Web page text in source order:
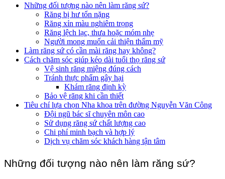
Những đối tượng nào nên làm răng sứ?
Răng bị hư tổn nặng
Răng xỉn màu nghiêm trọng
Răng lệch lạc, thưa hoặc móm nhẹ
Người mong muốn cải thiện thẩm mỹ
Làm răng sứ có cần mài răng hay không?
Cách chăm sóc giúp kéo dài tuổi thọ răng sứ
Vệ sinh răng miệng đúng cách
Tránh thực phẩm gây hại
Khám răng định kỳ
Bảo vệ răng khi cần thiết
Tiêu chí lựa chọn Nha khoa trên đường Nguyễn Văn Công
Đội ngũ bác sĩ chuyên môn cao
Sử dụng răng sứ chất lượng cao
Chi phí minh bạch và hợp lý
Dịch vụ chăm sóc khách hàng tận tâm
Những đối tượng nào nên làm răng sứ?